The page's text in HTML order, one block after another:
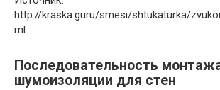
http://kraska.guru/smesi/shtukaturka/
ml
Последовательность
шумоизоляции для стен